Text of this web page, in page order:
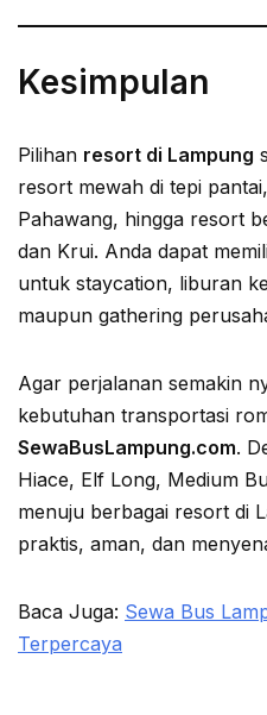
Kesimpulan
Pilihan resort di Lampung
resort mewah di tepi
Pahawang, hingga resort
dan Krui. Anda dapat
untuk staycation, liburan
maupun gathering
Agar perjalanan semakin
kebutuhan transportasi
SewaBusLampung.com.
Hiace, Elf Long, Medium
menuju berbagai resort di
praktis, aman, dan
Baca Juga: Sewa Bus
Terpercaya